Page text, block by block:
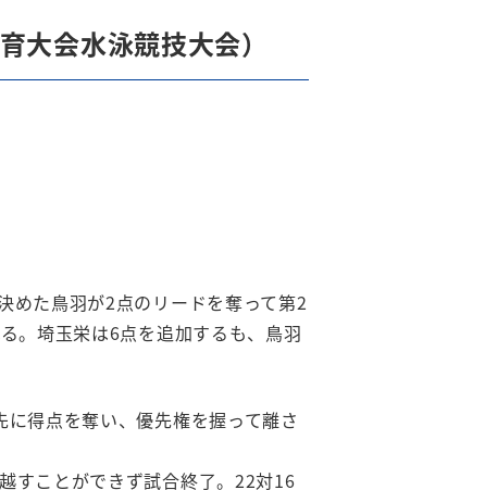
大会水泳競技大会）
めた鳥羽が2点のリードを奪って第2
。埼玉栄は6点を追加するも、鳥羽
得点を奪い、優先権を握って離さ
すことができず試合終了。22対16